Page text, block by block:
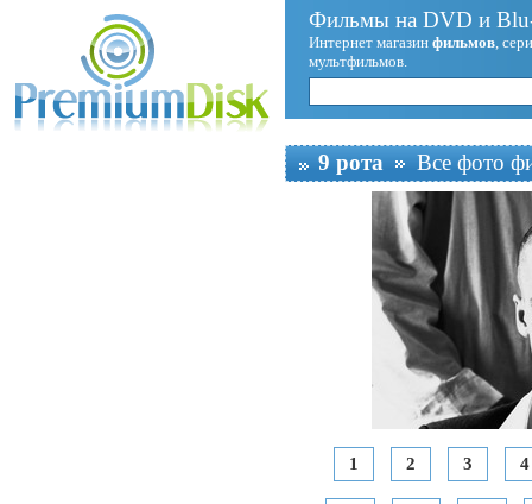
Фильмы на DVD и
Интернет магазин фильмов,
мультфильмов.
9 рота Все фото
1 2 3 4